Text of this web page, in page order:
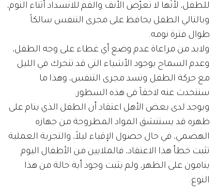
للطفل، لأنّها لا تعرّض الأنف والفم للانسداد أثناء النوم،
وبالتالي الطفل يحافظ على مجرى التنفس سالكاً
طوال فترة نومه.
ولابد من مراعاة عدم وضع أي غطاء على وجه الطفل،
وعدم السماح بوجود الأشياء التي قد تتحرك في الليل
مع حركة الطفل وتسد مجرى التنفس، وهذا ما
سنتحدث عنه لاحقاً في هذه السطور.
ويوجد لدى بعض الأهل اعتقاد أن الطفل الذي ينام على
ظهره قد يستنشق المواد المطروحة من جهازه
الهضمي، في حال حصول الإقياء ليلاً، والتجربة العملية
تثبت خطأ هذا الاعتقاد، فالملايين من الأطفال اليوم
ينامون على الظهر، ولم يثبت وجود أية حالة من هذا
النوع.